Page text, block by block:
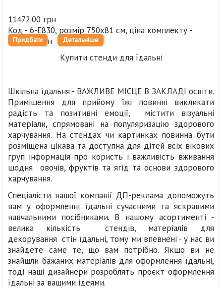
11472.00 грн
Код - 6-Е830, розмір 750х81 см, ціна комплекту -
11472,0 грн
Придбати Детальніше
Купити стенди для їдальні
Шкільна їдальня - ВАЖЛИВЕ МІСЦЕ В ЗАКЛАДІ освіти.
Приміщення для прийому їжі повинні викликати
радість та позитивні емоції, містити візуальні
матеріали, спрямовані на популяризацію здорового
харчування. На стендах чи картинках повинна бути
розміщена цікава та доступна для дітей всіх вікових
груп інформація про користь і важливість вживання
щодня овочів, фруктів та ягід та основи здорового
харчування.
Спеціалісти нашої компанії ДП-реклама допоможуть
вам у оформленні їдальні сучасними та яскравими
навчальними посібниками. В нашому асортименті -
велика кількість стендів, матеріалів для
декорування стін їдальні, тому ми впевнені - у нас ви
знайдете саме те, що вам потрібно. Якщо ви не
знайшли бажаних матеріалів для оформлення їдальні,
тоді наші дизайнери розроблять проєкт оформлення
їдальні за вашими ідеями.